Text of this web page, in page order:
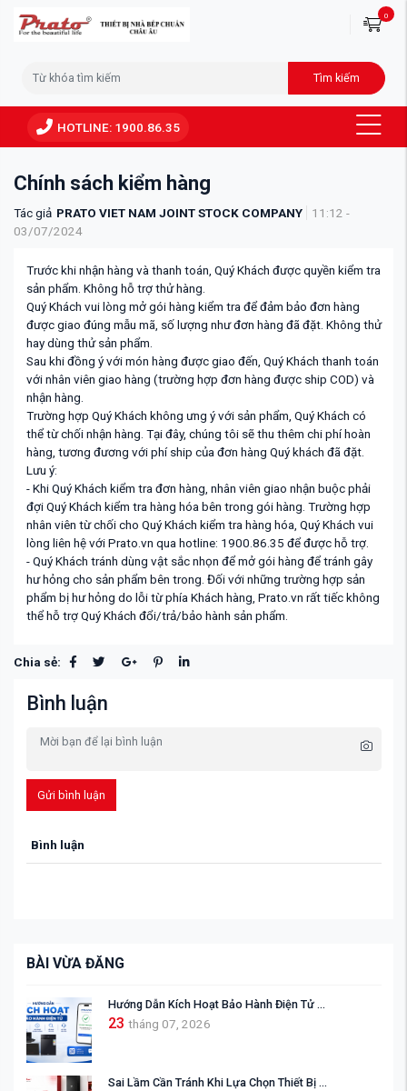
0
Tìm kiếm
HOTLINE: 1900.86.35
Chính sách kiểm hàng
Tác giả PRATO VIET NAM JOINT STOCK COMPANY
11:12 -
03/07/2024
Trước khi nhận hàng và thanh toán, Quý Khách được quyền kiểm tra
sản phẩm. Không hỗ trợ thử hàng.
Quý Khách vui lòng mở gói hàng kiểm tra để đảm bảo đơn hàng
được giao đúng mẫu mã, số lượng như đơn hàng đã đặt. Không thử
hay dùng thử sản phẩm.
Sau khi đồng ý với món hàng được giao đến, Quý Khách thanh toán
với nhân viên giao hàng (trường hợp đơn hàng được ship COD) và
nhận hàng.
Trường hợp Quý Khách không ưng ý với sản phẩm, Quý Khách có
thể từ chối nhận hàng. Tại đây, chúng tôi sẽ thu thêm chi phí hoàn
hàng, tương đương với phí ship của đơn hàng Quý khách đã đặt.
Lưu ý:
- Khi Quý Khách kiểm tra đơn hàng, nhân viên giao nhận buộc phải
đợi Quý Khách kiểm tra hàng hóa bên trong gói hàng. Trường hợp
nhân viên từ chối cho Quý Khách kiểm tra hàng hóa, Quý Khách vui
lòng liên hệ với Prato.vn qua hotline: 1900.86.35 để được hỗ trợ.
- Quý Khách tránh dùng vật sắc nhọn để mở gói hàng để tránh gây
hư hỏng cho sản phẩm bên trong. Đối với những trường hợp sản
phẩm bị hư hỏng do lỗi từ phía Khách hàng, Prato.vn rất tiếc không
thể hỗ trợ Quý Khách đổi/trả/bảo hành sản phẩm.
Chia sẻ:
Bình luận
Gửi bình luận
Bình luận
BÀI VỪA ĐĂNG
Hướng Dẫn Kích Hoạt Bảo Hành Điện Tử ...
23 tháng 07, 2026
Sai Lầm Cần Tránh Khi Lựa Chọn Thiết Bị ...